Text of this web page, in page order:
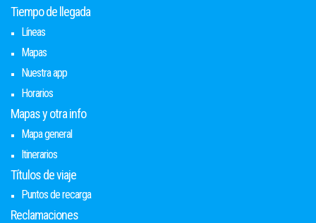
Tiempo de llegada
Líneas
Mapas
Nuestra app
Horarios
Mapas y otra info
Mapa general
Itinerarios
Títulos de viaje
Puntos de recarga
Reclamaciones